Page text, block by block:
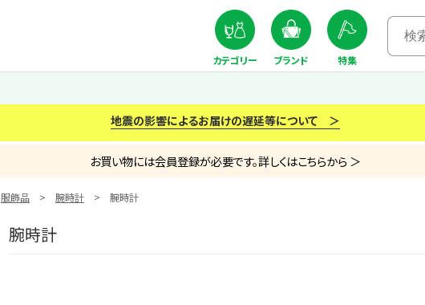
カテゴリー ブランド 特集
地震の影響によるお届けの遅延等について ＞
お買い物には会員登録が必要です。詳しくはこちらから ＞
服飾品 腕時計 腕時計
腕時計